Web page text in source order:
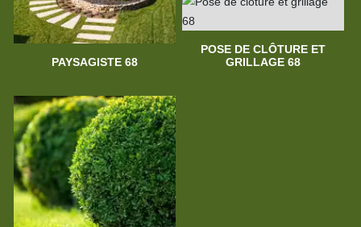
PAYSAGISTE 68
POSE DE CLÔTURE ET
GRILLAGE 68